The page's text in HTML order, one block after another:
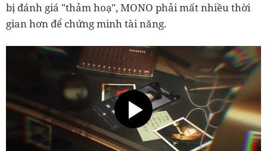
bị đánh giá "thảm hoạ", MONO phải mất nhiều thời
gian hơn để chứng minh tài năng.